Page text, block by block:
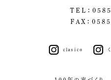
TEL：
FAX：
clasico